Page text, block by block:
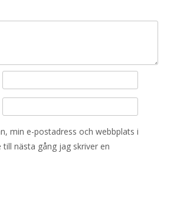
min e-postadress och webbplats i
till nästa gång jag skriver en